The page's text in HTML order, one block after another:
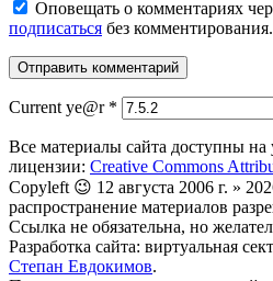
Оповещать о комментариях
подписаться без комментирования.
Current ye@r *
Все материалы сайта доступны
лицензии: Creative Commons
Copyleft 😉 12 августа 2006 г. »
распространение материалов
Ссылка не обязательна, но
Разработка сайта: виртуальная
Степан Евдокимов.